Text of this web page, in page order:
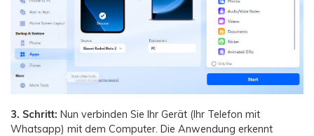
3. Schritt: Nun verbinden Sie Ihr Gerät (Ihr Telefon mit
Whatsapp) mit dem Computer. Die Anwendung erkennt